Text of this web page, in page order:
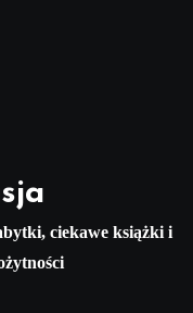
ciekawe książki i